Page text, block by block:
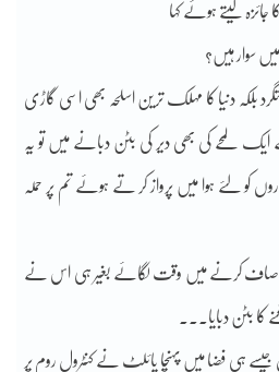
لیتے ہوئے کہا
سوار ہیں؟
بلکہ دنیا کا مہلک ترین اسلحہ بھی اسی گاڑی
لمحے کی بھی دیر کی بٹن دبانے میں تو یہ
کو لئے ہوا میں پرواز کر تے ہوئے تم پر حملہ
صاف کرنے میں وقت لگائے بغیر ہی اس نے
کا بٹن دبایا۔۔۔
ہی فضا میں پہنچا پائلٹ نے کنٹرول روم پر